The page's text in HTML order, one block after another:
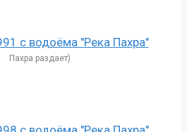
с водоёма "Река Пахра"
Пахра раздает)